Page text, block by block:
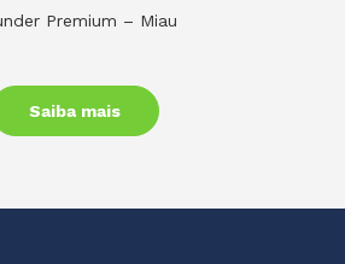
Premium – Miau
Saiba mais